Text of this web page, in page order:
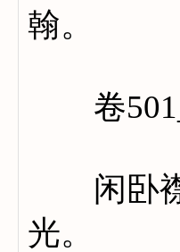
翰。
卷
闲卧襟
光。